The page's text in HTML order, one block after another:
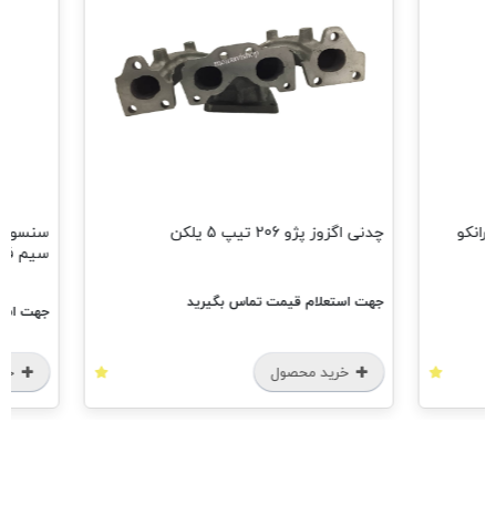
چدنی اگزوز پژو 206 تیپ 5 یلکن
جهت استعلام قیمت تماس بگیرید
خرید محصول
سیم
جهت